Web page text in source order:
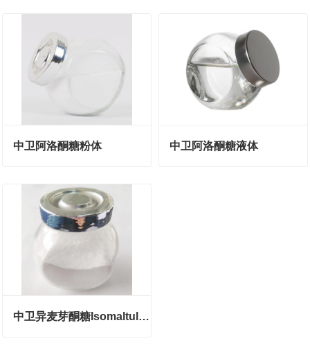
中卫阿洛酮糖粉体 中卫阿洛酮糖液体
中卫异麦芽酮糖Isomaltulose（Palatinose）